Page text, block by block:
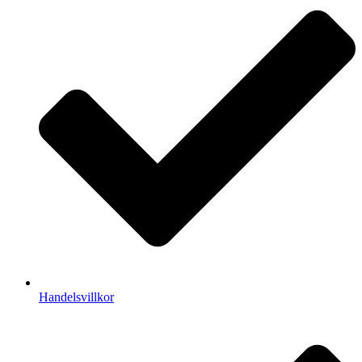
Handelsvillkor